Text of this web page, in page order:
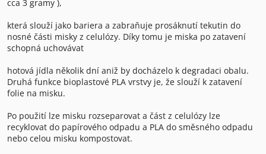
cca 3 gramy ),
která slouží jako bariera a zabraňuje prosáknutí tekutin do
nosné části misky z celulózy. Díky tomu je miska po zatavení
schopná uchovávat
hotová jídla několik dní aniž by docházelo k degradaci obalu.
Druhá funkce bioplastové PLA vrstvy je, že slouží k zatavení
folie na misku.
Po použití lze misku rozseparovat a část z celulózy lze
recyklovat do papírového odpadu a PLA do směsného odpadu
nebo celou misku kompostovat.